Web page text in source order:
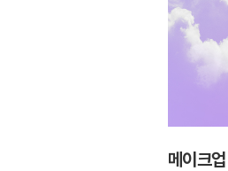
메이크